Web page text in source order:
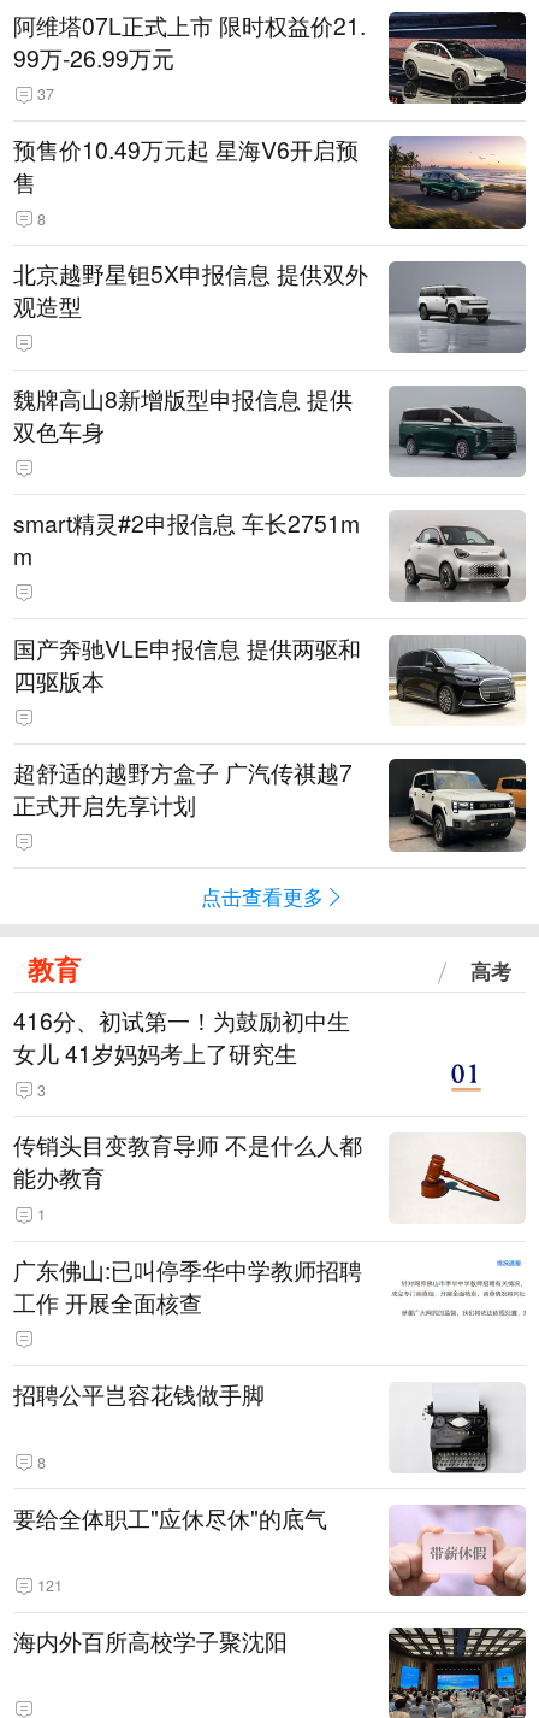
阿维塔07L正式上市 限时权益价21.
99万-26.99万元
37
预售价10.49万元起 星海V6开启预
售
8
北京越野星钽5X申报信息 提供双外
观造型
魏牌高山8新增版型申报信息 提供
双色车身
smart精灵#2申报信息 车长2751m
m
国产奔驰VLE申报信息 提供两驱和
四驱版本
超舒适的越野方盒子 广汽传祺越7
正式开启先享计划
点击查看更多
教育 高考
416分、初试第一！为鼓励初中生
女儿 41岁妈妈考上了研究生
3
传销头目变教育导师 不是什么人都
能办教育
1
广东佛山:已叫停季华中学教师招聘
工作 开展全面核查
招聘公平岂容花钱做手脚
8
要给全体职工"应休尽休"的底气
121
海内外百所高校学子聚沈阳